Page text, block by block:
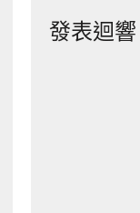
發表迴響